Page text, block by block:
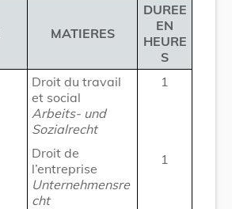
MATIERES
DUREE
EN
HEURE
S
Droit du travail
et social
Arbeits- und
Sozialrecht
1
Droit de
l’entreprise
Unternehmensre
cht
1